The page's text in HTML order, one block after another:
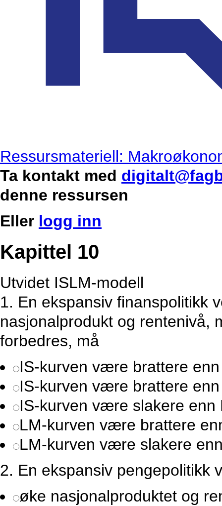
Ressursmateriell:
Ta kontakt med
denne ressursen
Eller logg inn
Kapittel 10
Utvidet ISLM-modell
1. En ekspansiv finanspolitikk
nasjonalprodukt og rentenivå,
forbedres, må
IS-kurven være brattere
IS-kurven være brattere
IS-kurven være slakere enn
LM-kurven være brattere
LM-kurven være slakere
2. En ekspansiv pengepolitikk
øke nasjonalproduktet og